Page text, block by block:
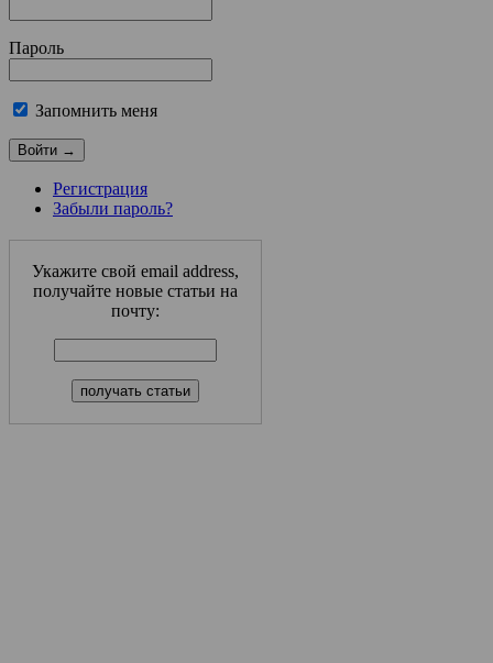
Пароль
Запомнить меня
Регистрация
Забыли пароль?
Укажите свой email address,
получайте новые статьи на
почту: